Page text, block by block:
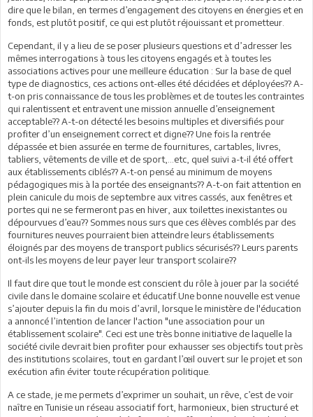
dire que le bilan, en termes d’engagement des citoyens en énergies et en
fonds, est plutôt positif, ce qui est plutôt réjouissant et prometteur.
Cependant, il y a lieu de se poser plusieurs questions et d’adresser les
mêmes interrogations à tous les citoyens engagés et à toutes les
associations actives pour une meilleure éducation : Sur la base de quel
type de diagnostics, ces actions ont-elles été décidées et déployées?? A-
t-on pris connaissance de tous les problèmes et de toutes les contraintes
qui ralentissent et entravent une mission annuelle d’enseignement
acceptable?? A-t-on détecté les besoins multiples et diversifiés pour
profiter d’un enseignement correct et digne?? Une fois la rentrée
dépassée et bien assurée en terme de fournitures, cartables, livres,
tabliers, vêtements de ville et de sport,…etc, quel suivi a-t-il été offert
aux établissements ciblés?? A-t-on pensé au minimum de moyens
pédagogiques mis à la portée des enseignants?? A-t-on fait attention en
plein canicule du mois de septembre aux vitres cassés, aux fenêtres et
portes qui ne se fermeront pas en hiver, aux toilettes inexistantes ou
dépourvues d’eau?? Sommes nous surs que ces élèves comblés par des
fournitures neuves pourraient bien atteindre leurs établissements
éloignés par des moyens de transport publics sécurisés?? Leurs parents
ont-ils les moyens de leur payer leur transport scolaire??
Il faut dire que tout le monde est conscient du rôle à jouer par la société
civile dans le domaine scolaire et éducatif.Une bonne nouvelle est venue
s’ajouter depuis la fin du mois d’avril, lorsque le ministère de l'éducation
a annoncé l’intention de lancer l'action "une association pour un
établissement scolaire". Ceci est une très bonne initiative de laquelle la
société civile devrait bien profiter pour exhausser ses objectifs tout près
des institutions scolaires, tout en gardant l’œil ouvert sur le projet et son
exécution afin éviter toute récupération politique.
A ce stade, je me permets d’exprimer un souhait, un rêve, c’est de voir
naître en Tunisie un réseau associatif fort, harmonieux, bien structuré et